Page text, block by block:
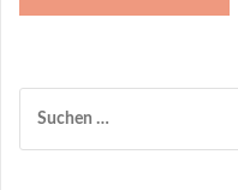
nach: